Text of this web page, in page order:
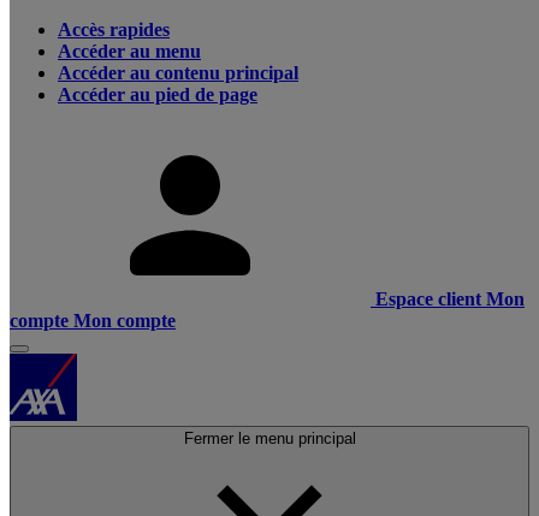
Accès rapides
Accéder au menu
Accéder au contenu principal
Accéder au pied de page
Espace client Mon
compte Mon compte
Fermer le menu principal